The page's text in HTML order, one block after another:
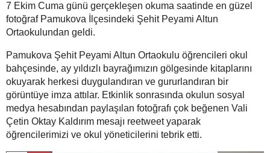
7 Ekim Cuma günü gerçekleşen okuma saatinde en güzel
fotoğraf Pamukova İlçesindeki Şehit Peyami Altun
Ortaokulundan geldi.
Pamukova Şehit Peyami Altun Ortaokulu öğrencileri okul
bahçesinde, ay yıldızlı bayrağımızın gölgesinde kitaplarını
okuyarak herkesi duygulandıran ve gururlandıran bir
görüntüye imza attılar. Etkinlik sonrasında okulun sosyal
medya hesabından paylaşılan fotoğrafı çok beğenen Vali
Çetin Oktay Kaldırım mesajı reetweet yaparak
öğrencilerimizi ve okul yöneticilerini tebrik etti.